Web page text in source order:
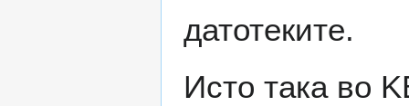
датотеките.
Исто така во